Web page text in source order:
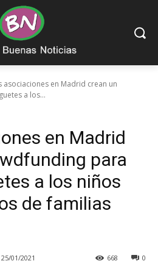
asociaciones en Madrid crean un
a los...
en Madrid
para
a los niños
de familias
25/01/2021 0
668